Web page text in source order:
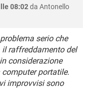
10
10
10
08:02da Antonello
serio che
il raffreddamento del
considerazione
portatile.
improvvisi sono